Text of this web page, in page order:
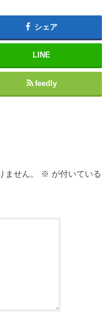
シェア
LINE
feedly
ません。 ※ が付いている